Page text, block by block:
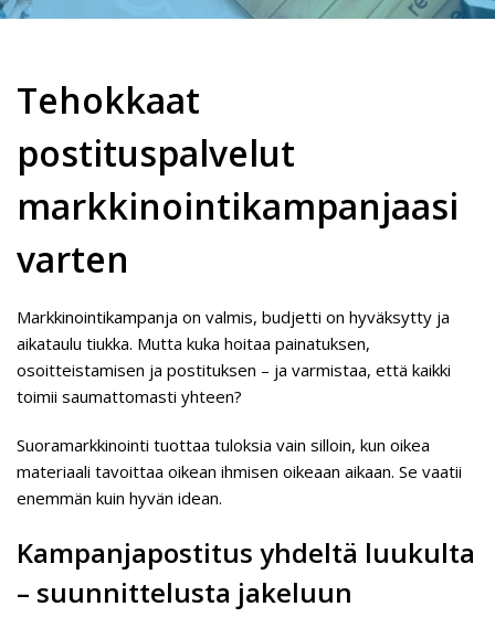
Tehokkaat
postituspalvelut
markkinointikampanjaasi
varten
Markkinointikampanja on valmis, budjetti on hyväksytty ja
aikataulu tiukka. Mutta kuka hoitaa painatuksen,
osoitteistamisen ja postituksen – ja varmistaa, että kaikki
toimii saumattomasti yhteen?
Suoramarkkinointi tuottaa tuloksia vain silloin, kun oikea
materiaali tavoittaa oikean ihmisen oikeaan aikaan. Se vaatii
enemmän kuin hyvän idean.
Kampanjapostitus yhdeltä luukulta
– suunnittelusta jakeluun